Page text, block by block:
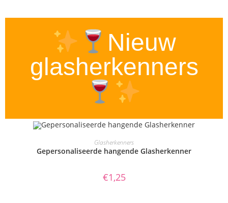
Nieuw
glasherkenners
OPTIES SELECTEREN
Glasherkenners
Gepersonaliseerde hangende Glasherkenner
€1,25